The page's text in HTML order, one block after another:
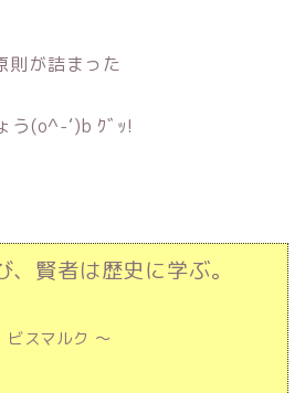
則が詰まった
う(o^-‘)b ｸﾞｯ!
賢者は歴史に学ぶ。
ビスマルク ～